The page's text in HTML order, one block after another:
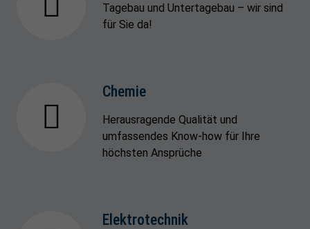
Tagebau und Untertagebau – wir sind
für Sie da!
Chemie
Herausragende Qualität und
umfassendes Know-how für Ihre
höchsten Ansprüche
Elektrotechnik